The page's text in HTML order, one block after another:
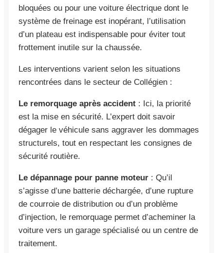
bloquées ou pour une voiture électrique dont le
système de freinage est inopérant, l’utilisation
d’un plateau est indispensable pour éviter tout
frottement inutile sur la chaussée.
Les interventions varient selon les situations
rencontrées dans le secteur de Collégien :
Le remorquage après accident : Ici, la priorité
est la mise en sécurité. L’expert doit savoir
dégager le véhicule sans aggraver les dommages
structurels, tout en respectant les consignes de
sécurité routière.
Le dépannage pour panne moteur : Qu’il
s’agisse d’une batterie déchargée, d’une rupture
de courroie de distribution ou d’un problème
d’injection, le remorquage permet d’acheminer la
voiture vers un garage spécialisé ou un centre de
traitement.